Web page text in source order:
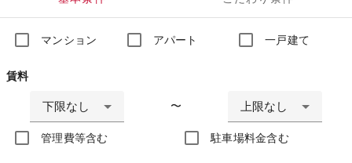
マンション アパート 一戸建て
賃料
下限なし 〜 上限なし
管理費等含む 駐車場料金含む